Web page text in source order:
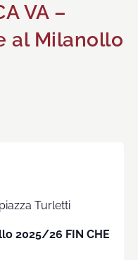
VA –
al Milanollo
Turletti
2025/26 FIN CHE